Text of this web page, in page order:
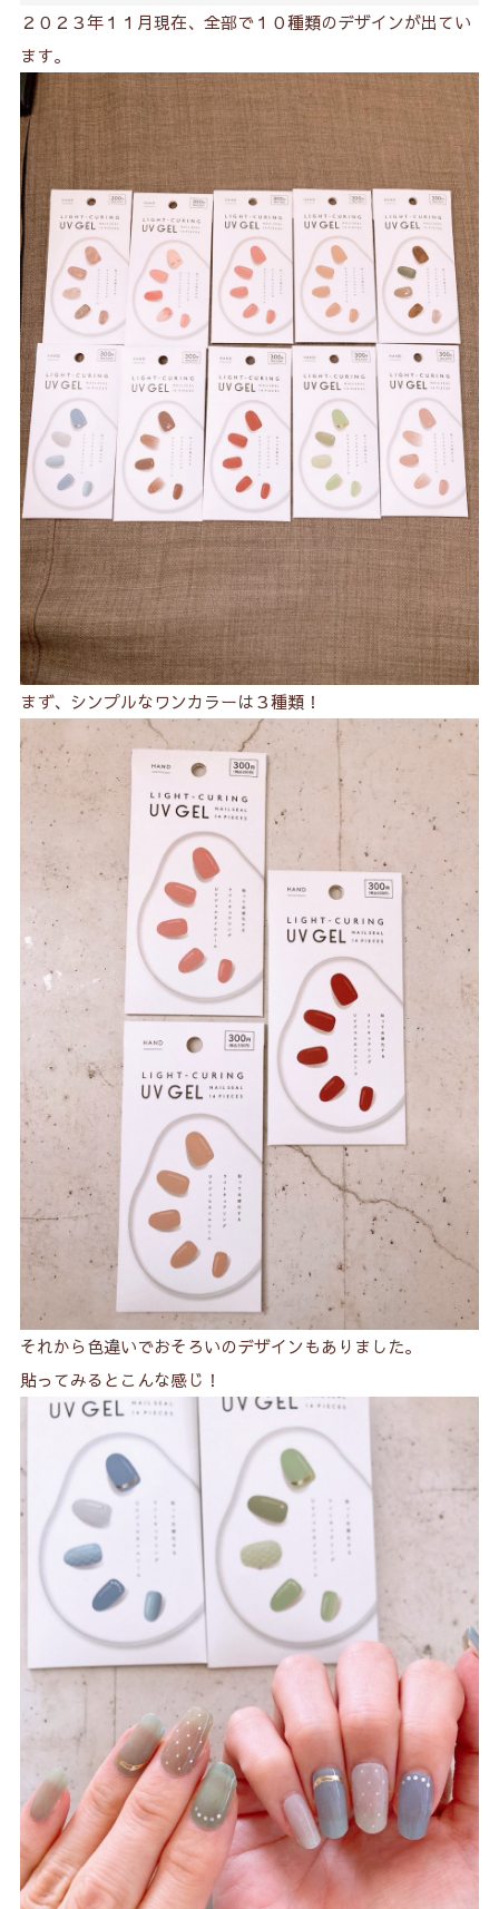
２０２３年１１月現在、全部で１０種類のデザインが出てい
ます。
まず、シンプルなワンカラーは３種類！
それから色違いでおそろいのデザインもありました。
貼ってみるとこんな感じ！